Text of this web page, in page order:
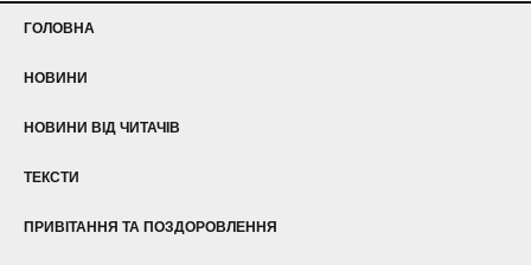
ГОЛОВНА
НОВИНИ
НОВИНИ ВІД ЧИТАЧІВ
ТЕКСТИ
ПРИВІТАННЯ ТА ПОЗДОРОВЛЕННЯ